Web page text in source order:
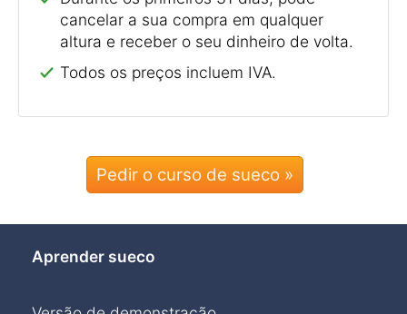
cancelar a sua compra em qualquer
altura e receber o seu dinheiro de volta.
Todos os preços incluem IVA.
Pedir o curso de sueco »
Aprender sueco